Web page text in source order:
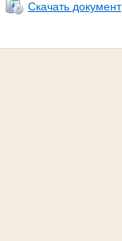
Скачать документ